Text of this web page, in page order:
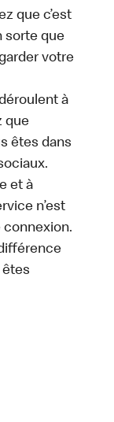
que c’est
sorte que
votre
à
que
êtes dans
et à
n’est
connexion.
êtes